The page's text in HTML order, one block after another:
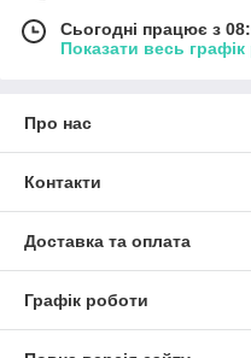
Сьогодні працює з
Показати весь
Про нас
Контакти
Доставка та оплата
Графік роботи